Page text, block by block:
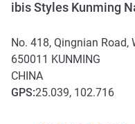
ibis Styles Kunming
No. 418, Qingnian Road,
650011 KUNMING
CHINA
GPS:25.039, 102.716